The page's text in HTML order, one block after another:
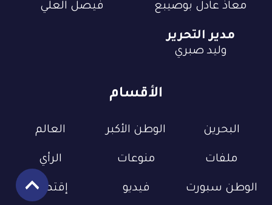
الأقسام
البحرين الوطن الأكبر العالم
ملفات منوعات الرأي
الوطن سبورت فيديو إقتصاد
معاذ عادل بوصيبع فيصل العلي
مدير التحرير
وليد صبري